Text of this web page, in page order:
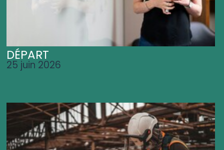
DÉPART
25 juin 2026